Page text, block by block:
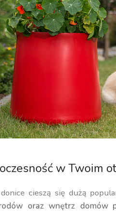
w Twoim
cieszą się dużą
oraz wnętrz domów